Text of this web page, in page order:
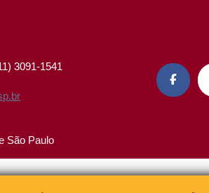
3091-1541

São Paulo